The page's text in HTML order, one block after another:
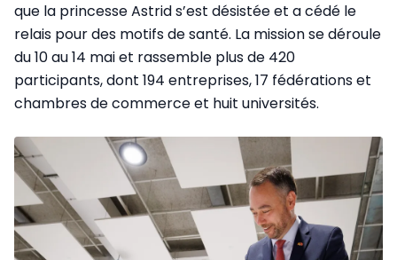
que la princesse Astrid s’est désistée et a cédé le
relais pour des motifs de santé. La mission se déroule
du 10 au 14 mai et rassemble plus de 420
participants, dont 194 entreprises, 17 fédérations et
chambres de commerce et huit universités.